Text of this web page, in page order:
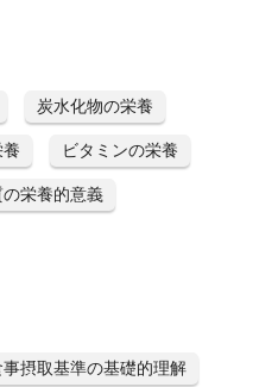
炭水化物の栄養
ビタミンの栄養
栄養的意義
事摂取基準の基礎的理解